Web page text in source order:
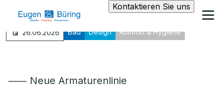
Kontaktieren Sie uns
26.06.2026 Bad Design Komfort & Hygiene
⸺ Neue Armaturenlinie